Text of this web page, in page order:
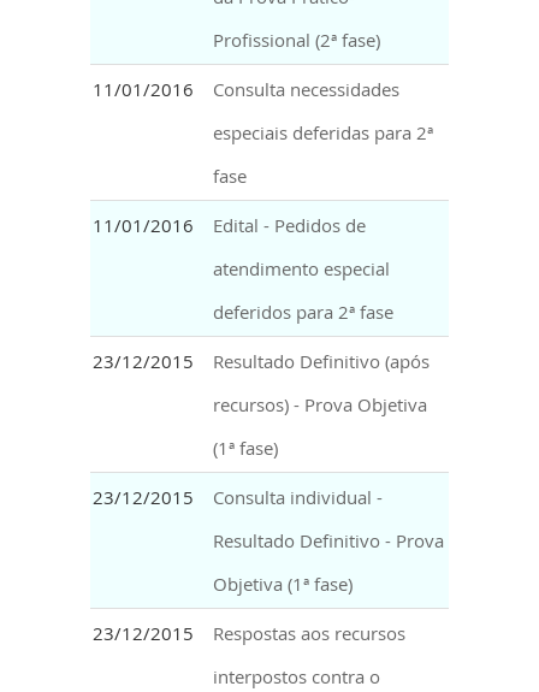
Profissional (2ª fase)
11/01/2016
Consulta necessidades
especiais deferidas para 2ª
fase
11/01/2016
Edital - Pedidos de
atendimento especial
deferidos para 2ª fase
23/12/2015
Resultado Definitivo (após
recursos) - Prova Objetiva
(1ª fase)
23/12/2015
Consulta individual -
Resultado Definitivo - Prova
Objetiva (1ª fase)
23/12/2015
Respostas aos recursos
interpostos contra o